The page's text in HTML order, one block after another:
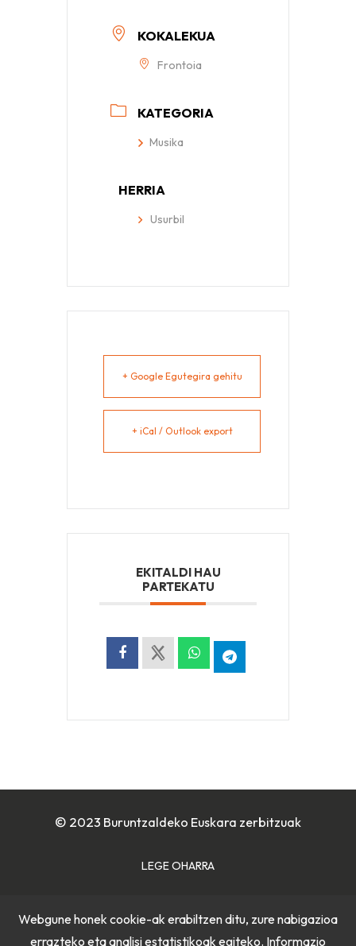
KOKALEKUA
Frontoia
KATEGORIA
Musika
HERRIA
Usurbil
+ Google Egutegira gehitu
+ iCal / Outlook export
EKITALDI HAU
PARTEKATU
© 2023 Buruntzaldeko Euskara zerbitzuak
LEGE OHARRA
Webgune honek cookie-ak erabiltzen ditu, zure nabigazioa
errazteko eta analisi estatistikoak egiteko. Informazio